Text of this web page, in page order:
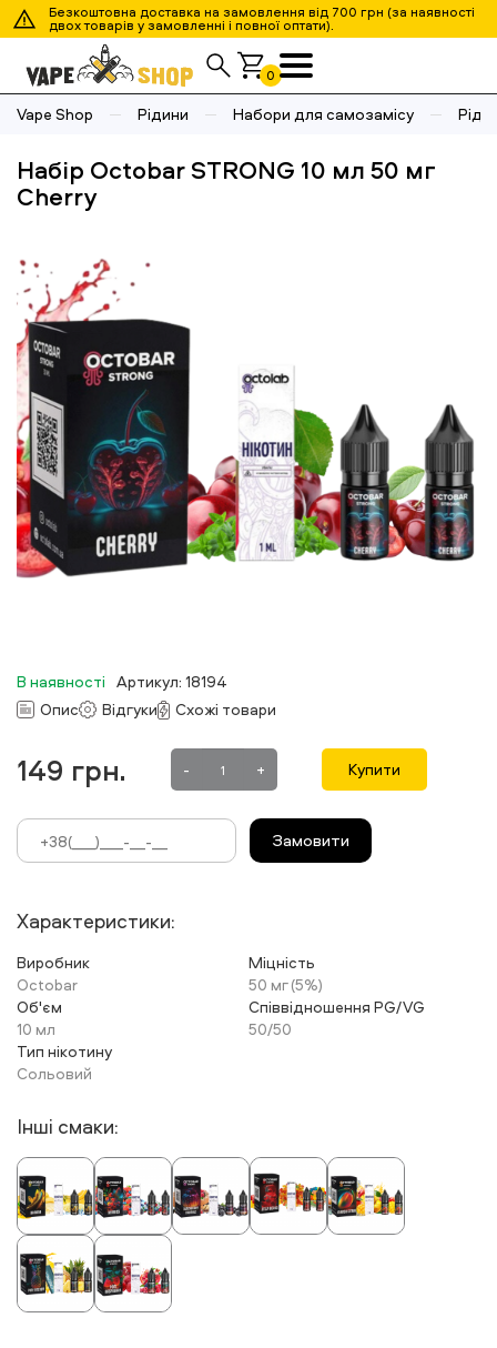
Безкоштовна доставка на замовлення від 700 грн (за наявності
двох товарів у замовленні і повної оптати).
0
Vape Shop Рідини Набори для самозамісу
Набір Octobar STRONG 10 мл 50 мг
Cherry
В наявності Артикул: 18194
Опис
Відгуки Схожі товари
149 грн. - + Купити
Замовити
Характеристики:
Виробник
Octobar
Міцність
50 мг (5%)
Об'єм
10 мл
Співвідношення PG/VG
50/50
Тип нікотину
Сольовий
Інші смаки: